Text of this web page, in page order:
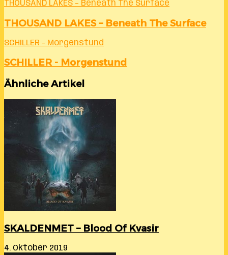
THOUSAND LAKES – Beneath The Surface
THOUSAND LAKES – Beneath The Surface
SCHILLER - Morgenstund
SCHILLER - Morgenstund
Ähnliche Artikel
SKALDENMET – Blood Of Kvasir
4. Oktober 2019